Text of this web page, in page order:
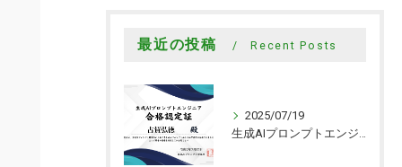
最近の投稿 Recent Posts
2025/07/19